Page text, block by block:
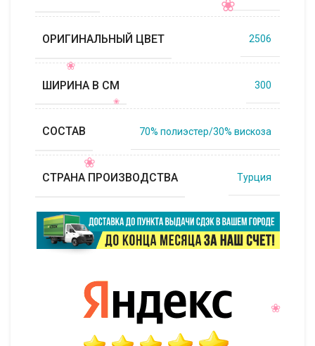
ОРИГИНАЛЬНЫЙ ЦВЕТ 2506
ШИРИНА В СМ 300
СОСТАВ 70% полиэстер/30% вискоза
СТРАНА ПРОИЗВОДСТВА Турция